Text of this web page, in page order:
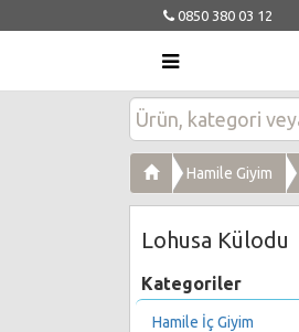
0850 380 03 12
Hamile Giyim
Lohusa Külodu
Kategoriler
Hamile İç Giyim